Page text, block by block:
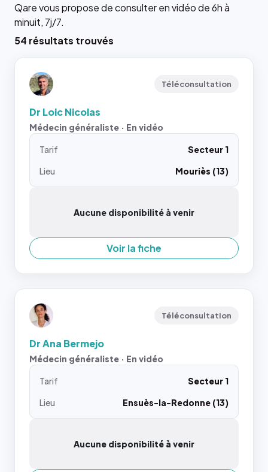
Qare vous propose de consulter en vidéo de 6h à
minuit, 7j/7.
54 résultats trouvés
Téléconsultation
Dr Loic Nicolas
Médecin généraliste · En vidéo
Tarif
Secteur 1
Lieu
Mouriès (13)
Aucune disponibilité à venir
Voir la fiche
Téléconsultation
Dr Ana Bermejo
Médecin généraliste · En vidéo
Tarif
Secteur 1
Lieu
Ensuès-la-Redonne (13)
Aucune disponibilité à venir